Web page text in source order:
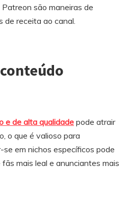
são maneiras de
de receita ao canal.
e de alta qualidade pode atrair
o que é valioso para
em nichos específicos pode
mais leal e anunciantes mais